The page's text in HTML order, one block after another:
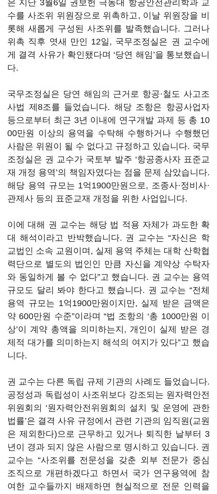
은 지난 3월6일 권보헌 극동대 항공안전관리학과 교
수를 사조위 위원장으로 위촉하고, 이날 위원장을 비
롯해 새롭게 구성된 사조위를 발족했습니다. 그러나
위촉 직후 엿새 만인 12일, 국무조정실은 권 교수에
게 결격 사유가 확인됐다며 ‘당연 해임’을 통보했습니
다.
국무조정실은 당연 해임의 근거로 항공·철도 사고조
사법 제8조를 들었습니다. 해당 조항은 항공사업자
등으로부터 최근 3년 이내에 연구개발 과제 등 총 10
00만원 이상의 용역을 수탁해 수행하거나 수행했던
사람은 위원이 될 수 없다고 규정하고 있습니다. 국무
조정실은 권 교수가 국토부 발주 ‘항공종사자 표준교
재 개정 용역’의 책임자였다는 점을 문제 삼았습니다.
해당 용역 규모는 1억1900만원으로, 조종사·정비사·
관제사 등의 표준교재 개정을 위한 사업입니다.
이에 대해 권 교수는 해당 법 적용 자체가 과도한 확
대 해석이라고 반박했습니다. 권 교수는 “자신은 학
교법인 소속 교원이며, 실제 용역 주체는 대학 산학협
력단으로 별도의 법인인 만큼 자신을 계약상 수탁자
와 동일하게 볼 수 없다”고 했습니다. 권 교수는 용역
규모도 달리 봐야 한다고 했습니다. 권 교수는 “전체
용역 규모는 1억1900만원이지만, 실제 받은 금액은
약 600만원 수준”이라며 “법 조항의 ‘총 1000만원 이
상’이 계약 총액을 의미하는지, 개인이 실제 받은 경
제적 대가를 의미하는지 해석의 여지가 있다”고 했습
니다.
권 교수는 다른 독립 규제 기관의 사례도 들었습니다.
공정성과 독립성이 사조위보다 강조되는 원자력안전
위원회의 ‘원자력안전위원회의 설치 및 운영에 관한
법률’은 결격 사유 규정에서 관련 기관의 임직원(교원
은 제외한다)으로 근무하고 있거나 퇴직한 날부터 3
년이 경과 되지 않은 사람으로 명시하고 있습니다. 권
교수는 “사조위를 전문성을 갖춘 외부 전문가 중심
조직으로 개편하겠다고 하면서 국가 연구용역에 참
여한 교수들까지 배제하면 현실적으로 전문 인력을